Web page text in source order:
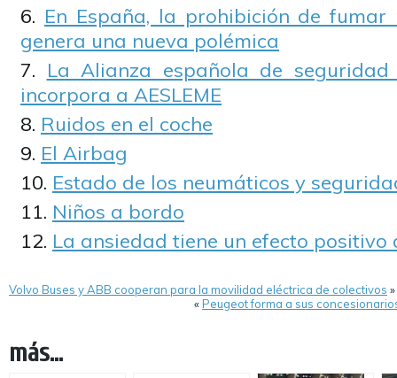
En España, la prohibición de fumar
genera una nueva polémica
La Alianza española de seguridad
incorpora a AESLEME
Ruidos en el coche
El Airbag
Estado de los neumáticos y
Niños a bordo
La ansiedad tiene un efecto positivo
Volvo Buses y ABB cooperan para la movilidad eléctrica de colectivos »
«Peugeot forma a sus
más...